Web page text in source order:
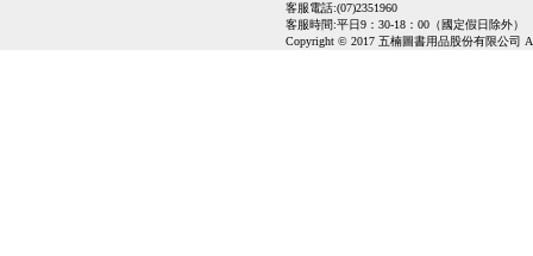
客服電話:(07)2351960
客服時間:平日9：30-18：00（國定假日除外）
Copyright © 2017 五楠圖書用品股份有限公司